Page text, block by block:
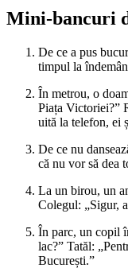
Mini-bancuri
De ce a pus
timpul la
În metrou, o
Piața Victoriei?”
uită la telefon, ei
De ce nu
că nu vor să dea
La un birou, un
Colegul: „Sigur,
În parc, un copil
lac?” Tatăl:
București.”